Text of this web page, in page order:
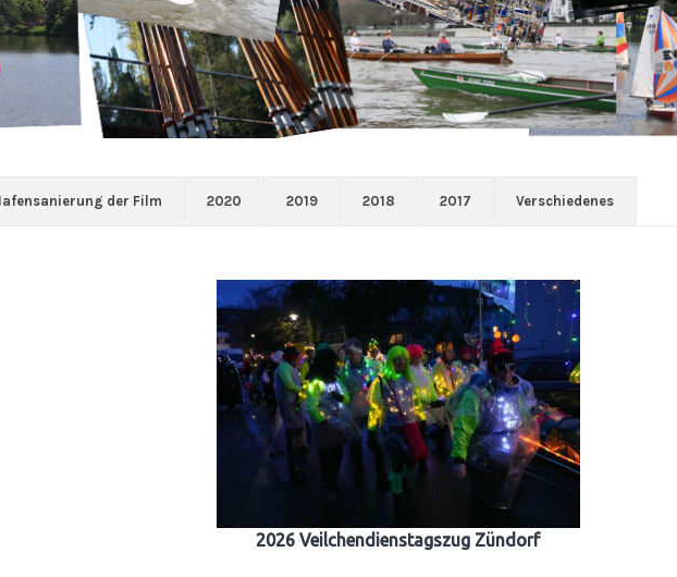
der Film 2020 2019 2018 2017 Verschiedenes
2026 Veilchendienstagszug Zündorf